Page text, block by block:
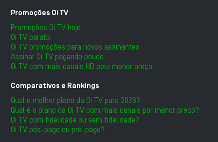
Promoções Oi TV
Promoções Oi TV hoje
Oi TV barato
Oi TV promoções para novos assinantes
Assinar Oi TV pagando pouco
Oi TV com mais canais HD pelo menor preço
Comparativos e Rankings
Qual o melhor plano da Oi TV para 2026?
Qual é o plano da Oi TV com mais canais por menor preço?
Oi TV com fidelidade ou sem fidelidade?
Oi TV pós-pago ou pré-pago?